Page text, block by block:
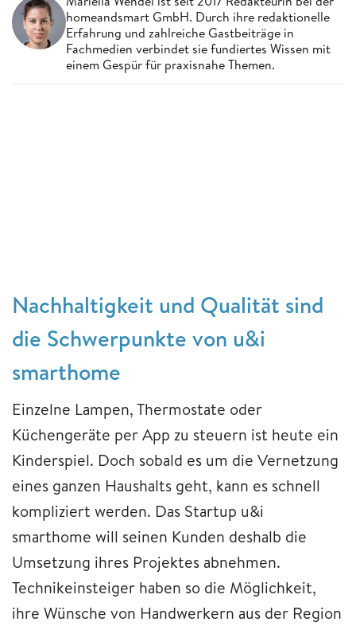
homeandsmart GmbH. Durch ihre redaktionelle
Erfahrung und zahlreiche Gastbeiträge in
Fachmedien verbindet sie fundiertes Wissen mit
einem Gespür für praxisnahe Themen.
Nachhaltigkeit und Qualität sind
die Schwerpunkte von u&i
smarthome
Einzelne Lampen, Thermostate oder
Küchengeräte per App zu steuern ist heute ein
Kinderspiel. Doch sobald es um die Vernetzung
eines ganzen Haushalts geht, kann es schnell
kompliziert werden. Das Startup u&i
smarthome will seinen Kunden deshalb die
Umsetzung ihres Projektes abnehmen.
Technikeinsteiger haben so die Möglichkeit,
ihre Wünsche von Handwerkern aus der Region